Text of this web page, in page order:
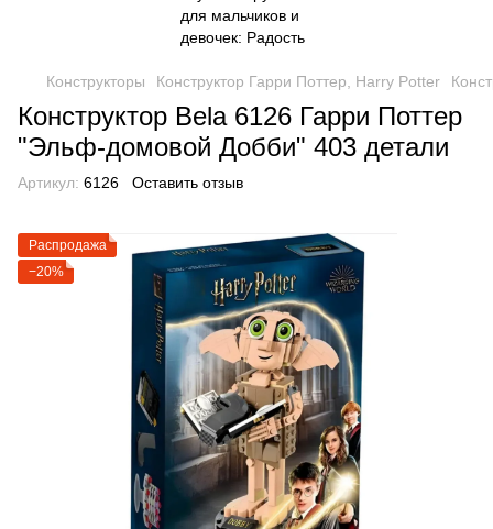
Конструкторы Конструктор Гарри Поттер, Harry Potter
Конструктор Bela 6126 Гарри Поттер
"Эльф-домовой Добби" 403 детали
Артикул: 6126 Оставить отзыв
Распродажа
−20%